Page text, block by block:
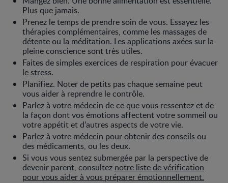
Plus que jamais.
Prenez le temps de prendre soin de vous. Essayez les
thérapies complémentaires, comme les massages de
détente ou la méditation. Les applications axées sur la
pleine conscience sont très utiles.
Faites de simples exercices de respiration pour évacuer
le stress.
Planifiez. Noter de petits pas chaque semaine peut
vous aider à reprendre le contrôle.
Parlez à votre médecin de ce que vous ressentez et de
la façon dont vos émotions affectent votre sommeil ou
votre appétit et d’autres aspects de votre vie.
Parlez à votre médecin pour obtenir des conseils ou
des médicaments, ou les deux.
Si vous vous sentez submergée par la perspective de
devenir parent, consultez notre liste de vérification
pour vous aider à vous préparer émotionnellement.